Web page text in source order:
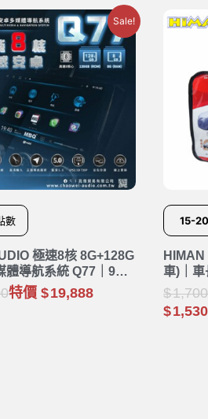
Sale!
數
極速8核 8G+128G
體導航系統 Q77｜9吋
特價 19,888
15-20
車)｜
1,700
1,530